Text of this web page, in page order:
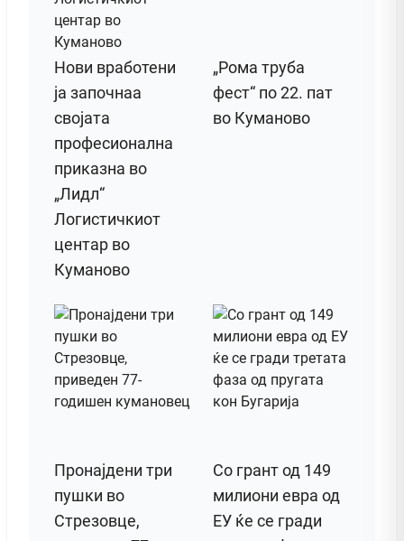
Нови вработени
ја започнаа
својата
професионална
приказна во
„Лидл“
Логистичкиот
центар во
Куманово
„Рома труба
фест“ по 22. пат
во Куманово
Пронајдени три
пушки во
Стрезовце,
Со грант од 149
милиони евра од
ЕУ ќе се гради